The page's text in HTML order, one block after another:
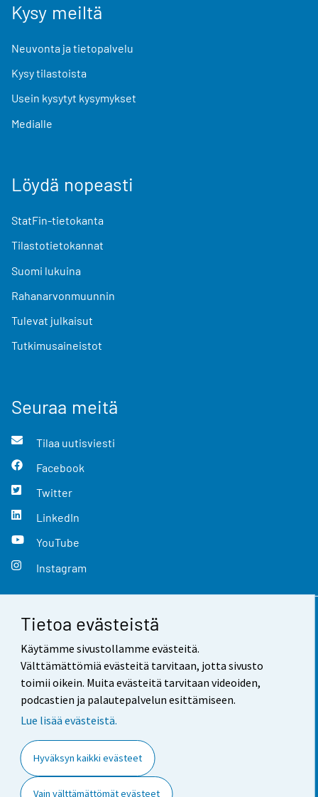
Tietoa evästeistä
Käytämme sivustollamme evästeitä.
Välttämättömiä evästeitä tarvitaan, jotta sivusto
toimii oikein. Muita evästeitä tarvitaan videoiden,
podcastien ja palautepalvelun esittämiseen.
Lue lisää evästeistä.
Hyväksyn kaikki evästeet
Vain välttämättömät evästeet
Kysy meiltä
Neuvonta ja tietopalvelu
Kysy tilastoista
Usein kysytyt kysymykset
Medialle
Löydä nopeasti
StatFin-tietokanta
Tilastotietokannat
Suomi lukuina
Rahanarvonmuunnin
Tulevat julkaisut
Tutkimusaineistot
Seuraa meitä
Tilaa uutisviesti
Facebook
Twitter
LinkedIn
YouTube
Instagram
Yhteystiedot
Palaute
Käyttöehdot
Saavutettavuus
Tietoa sivustosta